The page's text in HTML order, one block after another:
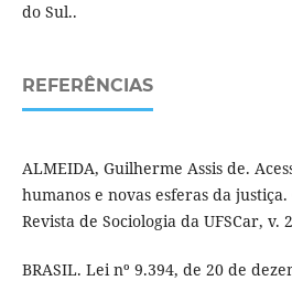
do Sul..
REFERÊNCIAS
ALMEIDA, Guilherme Assis de.
humanos e novas esferas da
Revista de Sociologia da UFSCar, v.
BRASIL. Lei nº 9.394, de 20 de